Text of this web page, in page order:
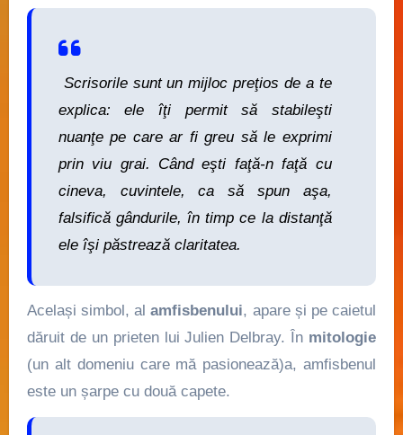
Scrisorile sunt un mijloc preţios de a te
explica: ele îţi permit să stabileşti
nuanţe pe care ar fi greu să le exprimi
prin viu grai. Când eşti faţă-n faţă cu
cineva, cuvintele, ca să spun aşa,
falsifică gândurile, în timp ce la distanţă
ele îşi păstrează claritatea.
Același simbol, alamfisbenului, apare și pe caietul
dăruit de un prieten lui Julien Delbray. În mitologie
(un alt domeniu care mă pasionează)a, amfisbenul
este un șarpe cu două capete.